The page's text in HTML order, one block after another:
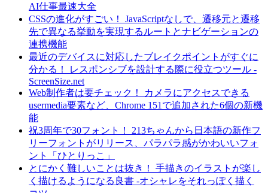
AI仕事最速大全
CSSの進化がすごい！ JavaScriptなしで、遷移元と遷移
先で異なる挙動を実現するルートとナビゲーションの
連携機能
最近のデバイスに対応したブレイクポイントがすぐに
分かる！ レスポンシブを設計する際に役立つツール -
ScreenSize.net
Web制作者は要チェック！ カメラにアクセスできる
usermedia要素など、Chrome 151で追加された6個の新機
能
祝3周年で30フォント！ 213ちゃんから日本語の新作フ
リーフォントがリリース、パラパラ感がかわいいフォ
ント「ひとりっこ」
とにかく難しいことは抜き！ 手描きのイラストが楽し
く描けるようになる良書 -オシャレをそれっぽく描く